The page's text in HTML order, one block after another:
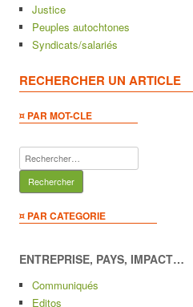
Justice
Peuples autochtones
Syndicats/salariés
RECHERCHER UN ARTICLE
¤ PAR MOT-CLE
Rechercher :
¤ PAR CATEGORIE
ENTREPRISE, PAYS, IMPACT…
Communiqués
Editos